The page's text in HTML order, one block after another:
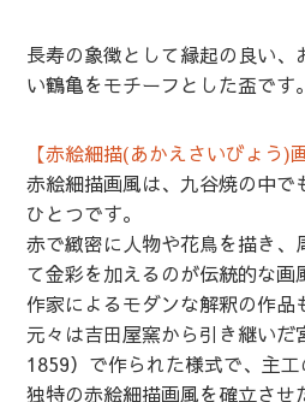
長寿の象徴として縁起の良い、
い鶴亀をモチーフとした盃です。
【赤絵細描(あかえさいびょう)
赤絵細描画風は、九谷焼の中で
ひとつです。
赤で緻密に人物や花鳥を描き、
て金彩を加えるのが伝統的な画
作家によるモダンな解釈の作品
元々は吉田屋窯から引き継いだ
1859）で作られた様式で、主
独特の赤絵細描画風を確立させ